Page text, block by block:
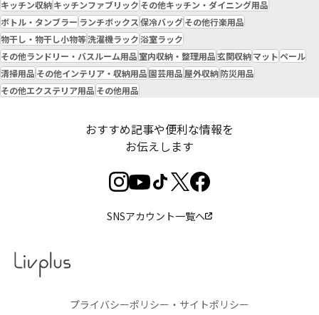
キッチン収納キッチンファブリック その他キッチン・ダイニング用品
ボトル・タンブラー ランチボックス保冷バッグその他行楽用品
物干し・物干し小物等洗濯機ラック浴室ラック
その他ランドリー・バスルーム用品室内収納・整理用品玄関収納マットペール
清掃用品 その他インテリア・収納用品園芸用品屋外収納防災用品
その他エクステリア用品 その他用品
おすすめ記事や便利な情報を
お伝えします
SNSアカウント一覧へ
プライバシーポリシー・サイトポリシー